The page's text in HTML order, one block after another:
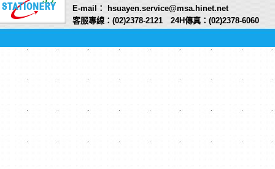
E-mail： hsuayen.service@msa.hinet.net
客服專線：(02)2378-2121 24H傳真：(02)2378-6060